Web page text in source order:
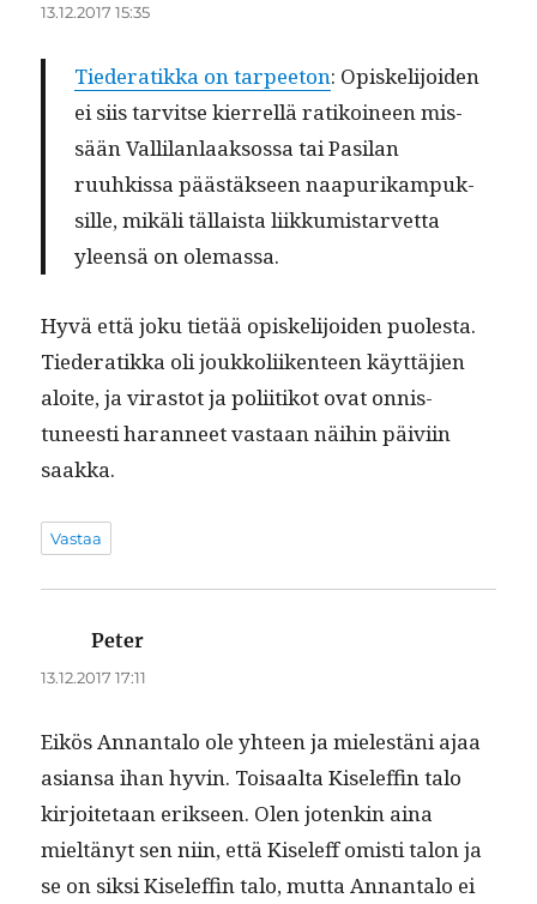
13.12.2017 15:35
Tieder­atik­ka on tarpee­ton: Opiske­li­joiden
ei siis tarvitse kier­rel­lä ratikoi­neen mis­
sään Vallilan­laak­sos­sa tai Pasi­lan
ruuhkissa päästäk­seen naa­purikam­puk­
sille, mikäli täl­laista liikku­mis­tarvet­ta
yleen­sä on olemassa.
Hyvä että joku tietää opiske­li­joiden puoles­ta.
Tieder­atik­ka oli joukkoli­iken­teen käyt­täjien
aloite, ja viras­tot ja poli­itikot ovat onnis­
tuneesti haran­neet vas­taan näi­hin päivi­in
saakka.
Vastaa
Peter
13.12.2017 17:11
Eikös Annan­ta­lo ole yhteen ja mielestäni ajaa
asiansa ihan hyvin. Toisaal­ta Kise­l­ef­fin talo
kir­joite­taan erik­seen. Olen jotenkin aina
mieltänyt sen niin, että Kise­l­eff omisti talon ja
se on sik­si Kise­l­ef­fin talo, mut­ta Annan­ta­lo ei